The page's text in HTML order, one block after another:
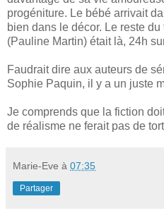
progéniture. Le bébé arrivait
bien dans le décor. Le reste
(Pauline Martin) était là, 24h
Faudrait dire aux auteurs de
Sophie Paquin, il y a un juste
Je comprends que la fiction
de réalisme ne ferait pas de
Marie-Eve à 07:35
Partager